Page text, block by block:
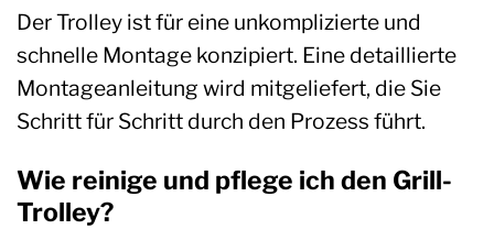
Der Trolley ist für eine unkomplizierte und
schnelle Montage konzipiert. Eine detaillierte
Montageanleitung wird mitgeliefert, die Sie
Schritt für Schritt durch den Prozess führt.
Wie reinige und pflege ich den Grill-
Trolley?